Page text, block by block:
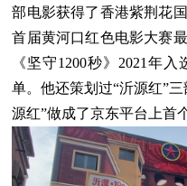
部电影获得了香港紫荆花
首届黄河口红色电影大赛
《坚守1200秒》2021年
单。他还策划过“沂源红”
源红”做成了京东平台上首